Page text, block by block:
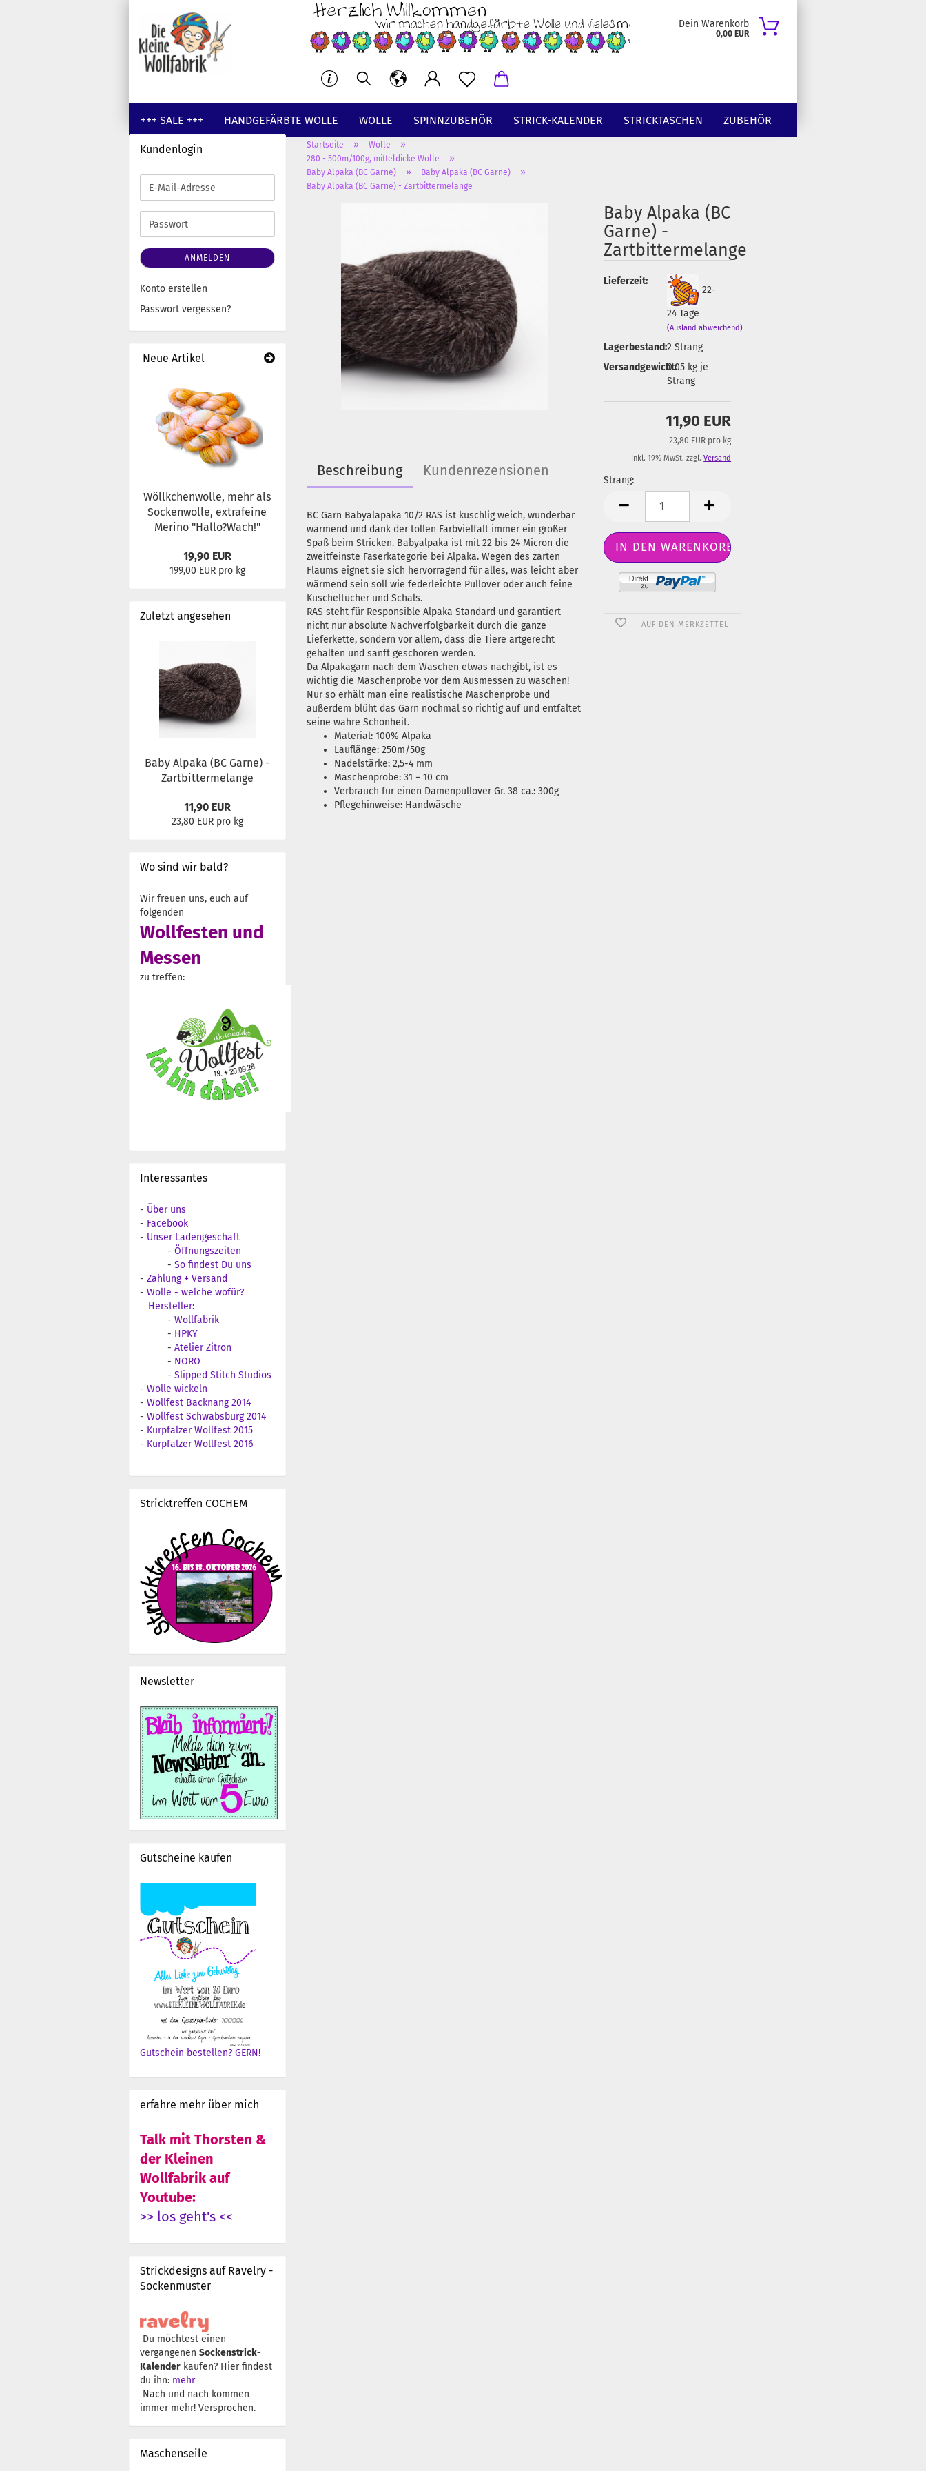
Dein Warenkorb
0,00 EUR
+++ SALE +++ HANDGEFÄRBTE WOLLE WOLLE SPINNZUBEHÖR STRICK-KALENDER STRICKTASCHEN ZUBEHÖR
GUTSCHEINE WOLLE UNGEFÄRBT
Startseite » Wolle »
280 - 500m/100g, mitteldicke Wolle »
Baby Alpaka (BC Garne) » Baby Alpaka (BC Garne) »
Baby Alpaka (BC Garne) - Zartbittermelange
Baby Alpaka (BC
Garne) -
Zartbittermelange
Lieferzeit:
22-
24 Tage
(Ausland abweichend)
Lagerbestand:2 Strang
Versandgewicht:0.05kg je
Strang
11,90 EUR
23,80 EUR pro kg
inkl. 19% MwSt. zzgl.Versand
Strang:
Strang
AUF DEN MERKZETTEL
Beschreibung Kundenrezensionen
BC Garn Babyalapaka 10/2 RAS ist kuschlig weich, wunderbar
wärmend und dank der tollen Farbvielfalt immer ein großer
Spaß beim Stricken. Babyalpaka ist mit 22 bis 24 Micron die
zweitfeinste Faserkategorie bei Alpaka. Wegen des zarten
Flaums eignet sie sich hervorragend für alles, was leicht aber
wärmend sein soll wie federleichte Pullover oder auch feine
Kuscheltücher und Schals.
RAS steht für Responsible Alpaka Standard und garantiert
nicht nur absolute Nachverfolgbarkeit durch die ganze
Lieferkette, sondern vor allem, dass die Tiere artgerecht
gehalten und sanft geschoren werden.
Da Alpakagarn nach dem Waschen etwas nachgibt, ist es
wichtig die Maschenprobe vor dem Ausmessen zu waschen!
Nur so erhält man eine realistische Maschenprobe und
außerdem blüht das Garn nochmal so richtig auf und entfaltet
seine wahre Schönheit.
Material: 100% Alpaka
Lauflänge: 250m/50g
Nadelstärke: 2,5-4 mm
Maschenprobe: 31 = 10 cm
Verbrauch für einen Damenpullover Gr. 38 ca.: 300g
Pflegehinweise: Handwäsche
Kundenlogin
E-
Mail-
Adresse
Passwort
ANMELDEN
Konto erstellen
Passwort vergessen?
Neue Artikel
Wöllkchenwolle, mehr als
Sockenwolle, extrafeine
Merino "Hallo?Wach!"
19,90 EUR
199,00 EUR pro kg
Zuletzt angesehen
Baby Alpaka (BC Garne) -
Zartbittermelange
11,90 EUR
23,80 EUR pro kg
Wo sind wir bald?
Wir freuen uns, euch auf
folgenden
Wollfesten und
Messen
zu treffen:
Interessantes
- Über uns
- Facebook
- Unser Ladengeschäft
- Öffnungszeiten
- So findest Du uns
- Zahlung + Versand
- Wolle - welche wofür?
Hersteller:
- Wollfabrik
- HPKY
- Atelier Zitron
- NORO
- Slipped Stitch Studios
- Wolle wickeln
- Wollfest Backnang 2014
- Wollfest Schwabsburg 2014
- Kurpfälzer Wollfest 2015
- Kurpfälzer Wollfest 2016
Stricktreffen COCHEM
Newsletter
Gutscheine kaufen
Gutschein bestellen? GERN!
erfahre mehr über mich
Talk mit Thorsten &
der Kleinen
Wollfabrik auf
Youtube:
>> los geht's <<
Strickdesigns auf Ravelry -
Sockenmuster
Du möchtest einen
vergangenen Sockenstrick-
Kalender kaufen? Hier findest
du ihn: mehr
Nach und nach kommen
immer mehr! Versprochen.
Maschenseile